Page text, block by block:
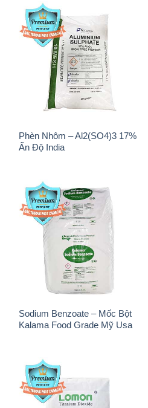
Phèn Nhôm – Al2(SO4)3 17%
Ấn Độ India
Sodium Benzoate – Mốc Bột
Kalama Food Grade Mỹ Usa